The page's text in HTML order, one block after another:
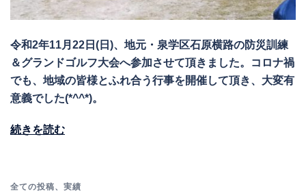
令和2年11月22日(日)、地元・泉学区石原横路の防災訓練
＆グランドゴルフ大会へ参加させて頂きました。コロナ禍
でも、地域の皆様とふれ合う行事を開催して頂き、大変有
意義でした(*^^*)。
続きを読む
全ての投稿、 実績